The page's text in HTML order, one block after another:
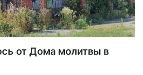
от Дома молитвы в